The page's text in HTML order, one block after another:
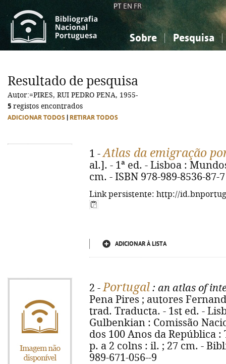
PT EN FR
Sobre Pesquisa
Ciências sociais...
Ciências sociais...
Resultado de pesquisa
Autor:=PIRES, RUI PEDRO PENA, 1955-
5 registos encontrados
ADICIONAR TODOS RETIRAR TODOS
1 -Atlas da emigração
al.]. - 1ª ed. - Lisboa :
cm. - ISBN 978-989-8536-87-7
Link persistente: http://
ADICIONAR À LISTA
2 -Portugal : an atlas of
Pena Pires ; autores
trad. Traducta. - 1st ed. -
Gulbenkian : Comissão
dos 100 Anos da República
p. a 2 colns : il. ; 27 cm. -
989-671-056--9